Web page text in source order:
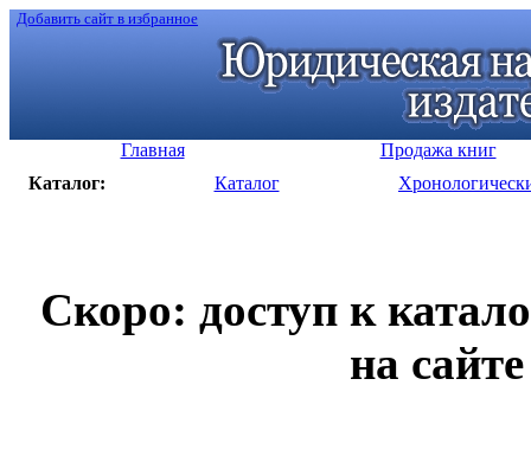
Добавить сайт в избранное
Главная
Продажа книг
Каталог:
Каталог
Скоро: доступ к
на